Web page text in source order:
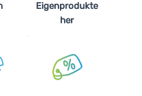
Eigenprodukte
her